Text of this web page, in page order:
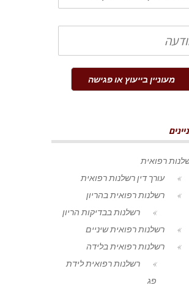
מעוניין בייעוץ או פגישה
רפואית
עורך דין רשלנות רפואית
רשלנות רפואית בהריון
רשלנות בבדיקות הריון
רשלנות רפואית שיניים
רשלנות רפואית בלידה
רשלנות רפואית לידת
פג